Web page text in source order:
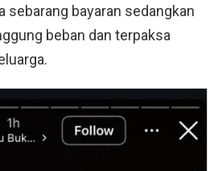
sebarang bayaran sedangkan
beban dan terpaksa